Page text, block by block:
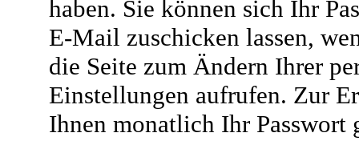
haben. Sie können sich Ihr
E-Mail zuschicken lassen,
die Seite zum Ändern Ihrer
Einstellungen aufrufen. Zur
Ihnen monatlich Ihr Passwort